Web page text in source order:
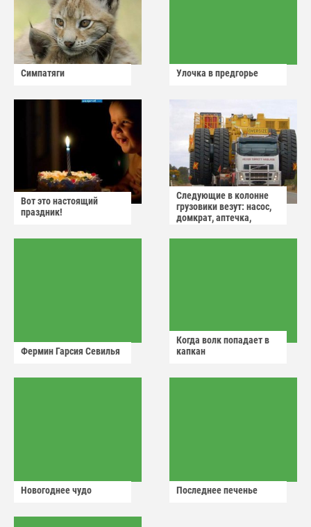
Симпатяги Улочка в предгорье
Вот это настоящий
праздник!
Следующие в колонне
грузовики везут: насос,
домкрат, аптечка,
Фермин Гарсия Севилья
Когда волк попадает в
капкан
Новогоднее чудо Последнее печенье